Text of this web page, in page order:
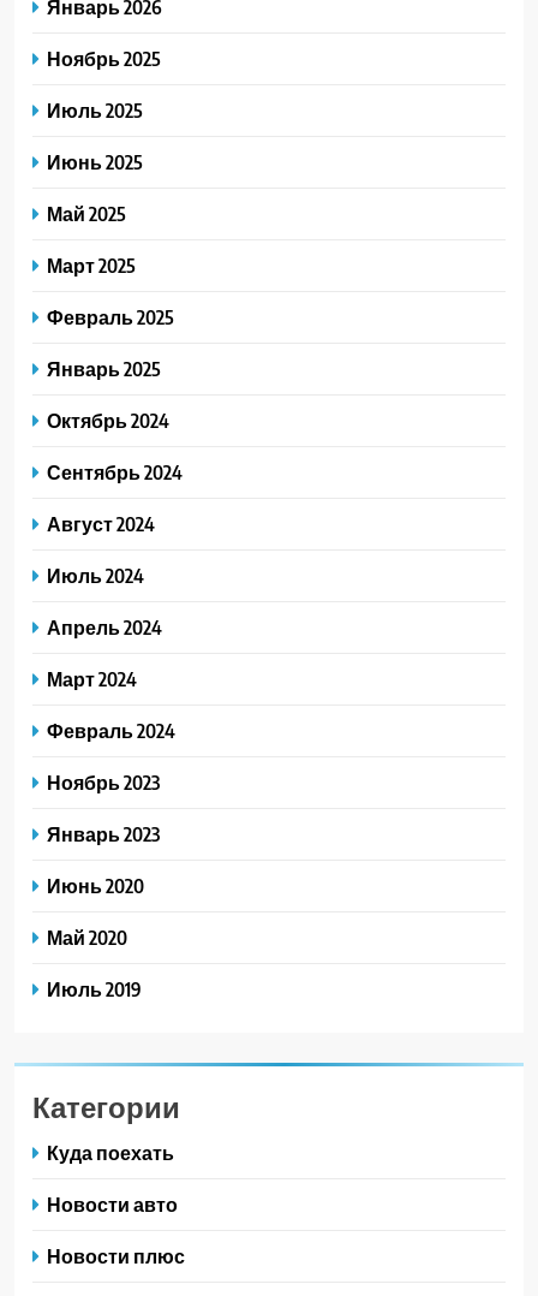
Январь 2026
Ноябрь 2025
Июль 2025
Июнь 2025
Май 2025
Март 2025
Февраль 2025
Январь 2025
Октябрь 2024
Сентябрь 2024
Август 2024
Июль 2024
Апрель 2024
Март 2024
Февраль 2024
Ноябрь 2023
Январь 2023
Июнь 2020
Май 2020
Июль 2019
Категории
Куда поехать
Новости авто
Новости плюс